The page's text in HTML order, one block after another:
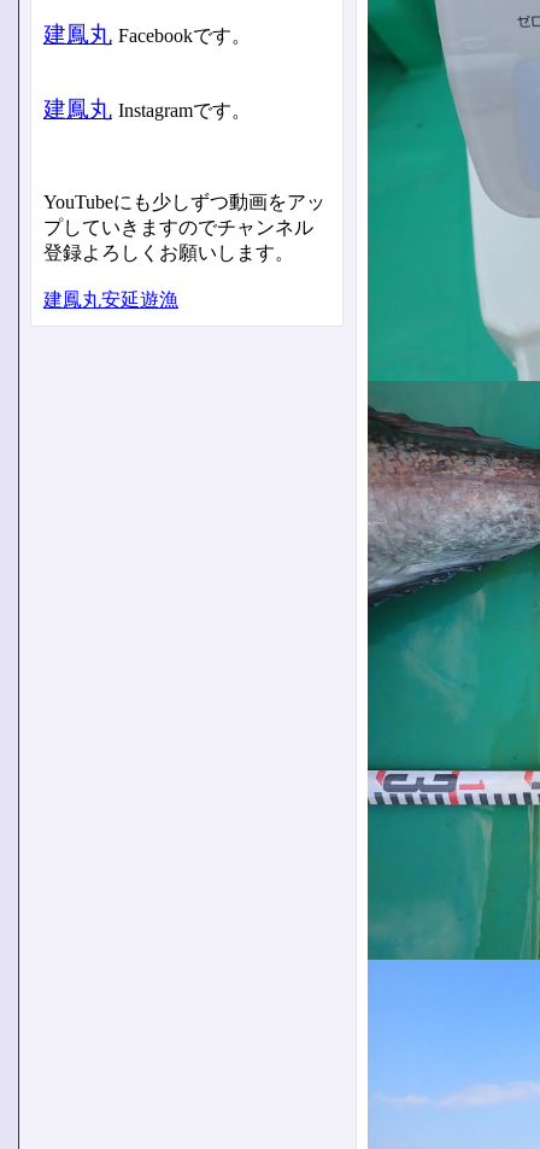
建鳳丸 Facebookです。
建鳳丸 Instagramです。
YouTubeにも少しずつ動画をアッ
プしていきますのでチャンネル
登録よろしくお願いします。
建鳳丸安延遊漁